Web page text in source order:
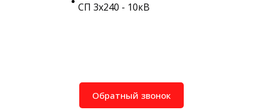
СП 3х240 - 10кВ
Обратный звонок